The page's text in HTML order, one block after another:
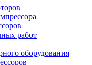
работ
оборудования